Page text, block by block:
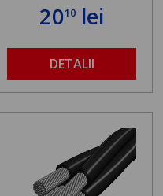
2010 lei
DETALII